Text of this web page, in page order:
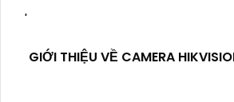
'
GIỚI THIỆU VỀ CAMERA